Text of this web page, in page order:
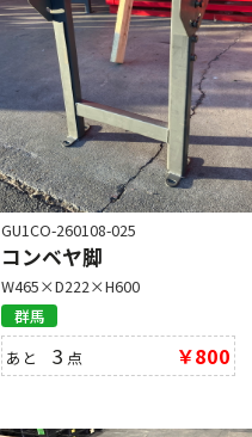
GU1CO-260108-025
コンベヤ脚
W465×D222×H600
群馬
あと3 点 ￥800